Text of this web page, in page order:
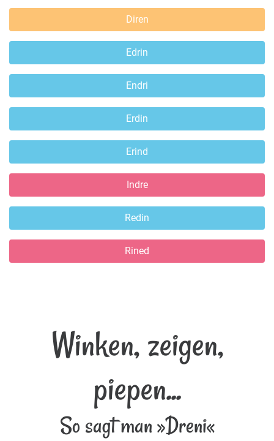
Diren
Edrin
Endri
Erdin
Erind
Indre
Redin
Rined
Winken, zeigen,
piepen...
So sagt man »Dreni«